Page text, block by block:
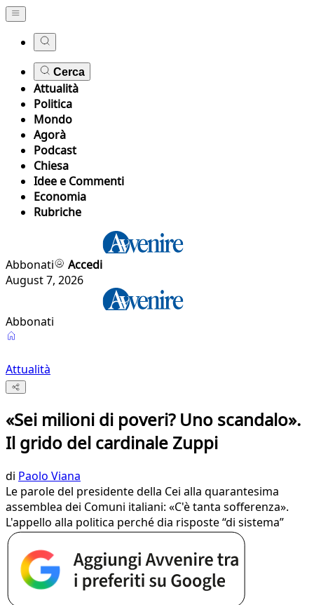
Cerca
Attualità
Politica
Mondo
Agorà
Podcast
Chiesa
Idee e Commenti
Economia
Rubriche
Abbonati
Accedi
August 7, 2026
Abbonati
Attualità
«Sei milioni di poveri? Uno scandalo».
Il grido del cardinale Zuppi
di Paolo Viana
Le parole del presidente della Cei alla quarantesima
assemblea dei Comuni italiani: «C'è tanta sofferenza».
L'appello alla politica perché dia risposte “di sistema”